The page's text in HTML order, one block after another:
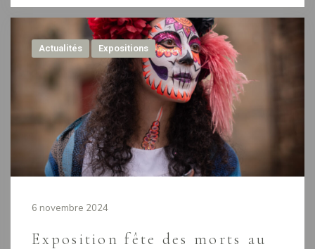
Actualités Expositions
6 novembre 2024
Exposition fête des morts au